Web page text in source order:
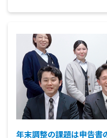
年末調整の課題は申告